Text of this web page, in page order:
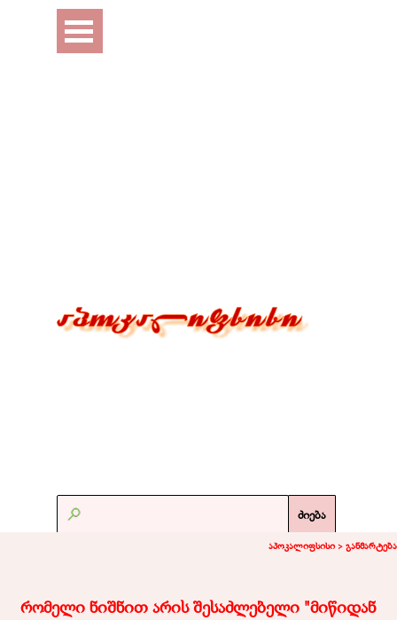
Перейти к контенту
Пропустить меню
ძიება
აპოკალიფსისი > განმარტება
რომელი ნიშნით არის შესაძლებელი "მიწიდან